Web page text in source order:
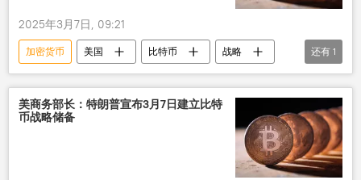
2025年3月7日, 09:21
加密货币 美国 比特币
战略
储备
还有 1
美商务部长：特朗普宣布3月7日建立比特
币战略储备